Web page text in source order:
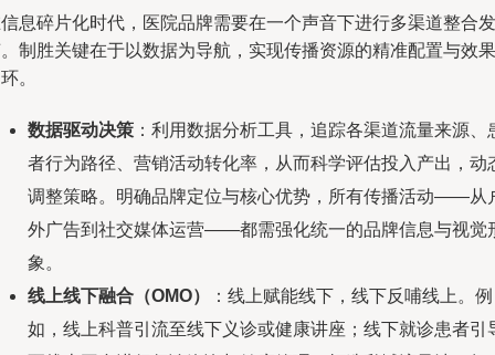
息碎片化时代，医院品牌需要在一个声音下进行多渠道整合发
制胜关键在于以数据为导航，实现传播资源的精准配置与效果
。
数据驱动决策 ：利用数据分析工具，追踪各渠道流量来源、
者行为路径、营销活动转化率，从而科学评估投入产出，动
调整策略。明确品牌定位与核心优势，所有传播活动——从
外广告到社交媒体运营——都需强化统一的品牌信息与视觉
象。
线上线下融合（OMO）
：线上赋能线下，线下反哺线上。例
如，线上科普引流至线下义诊或健康讲座；线下就诊患者引